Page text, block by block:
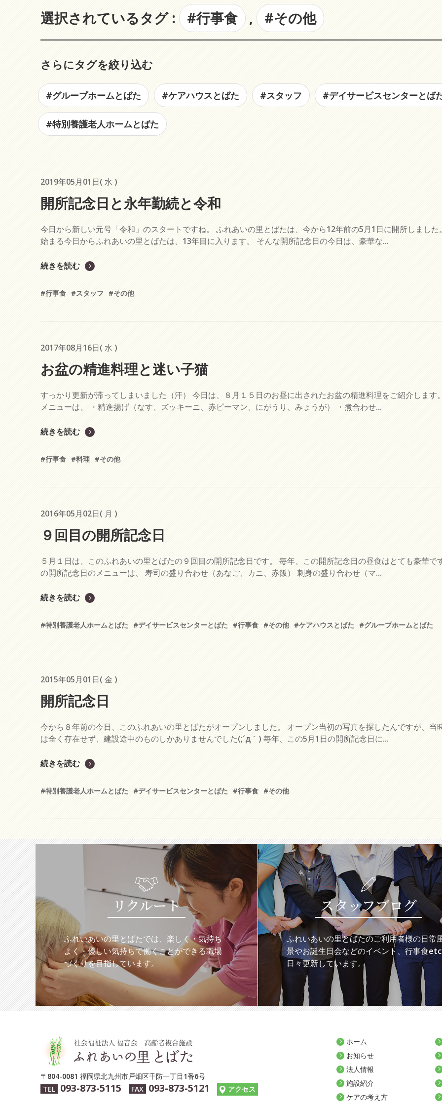
選択されているタグ : #行事食 , #その他
さらにタグを絞り込む
#グループホームとばた #ケアハウスとばた #スタッフ #デイサービスセンターとば
#特別養護老人ホームとばた
2019年05月01日( 水 )
開所記念日と永年勤続と令和
今日から新しい元号「令和」のスタートですね。 ふれあいの里とばたは、今から12年前の5月1日に開所しました
始まる今日からふれあいの里とばたは、13年目に入ります。 そんな開所記念日の今日は、豪華な...
続きを読む
#行事食 #スタッフ #その他
2017年08月16日( 水 )
お盆の精進料理と迷い子猫
すっかり更新が滞ってしまいました（汗） 今日は、８月１５日のお昼に出されたお盆の精進料理をご紹介します
メニューは、 ・精進揚げ（なす、ズッキーニ、赤ピーマン、にがうり、みょうが） ・煮合わせ...
続きを読む
#行事食 #料理 #その他
2016年05月02日( 月 )
９回目の開所記念日
５月１日は、このふれあいの里とばたの９回目の開所記念日です。 毎年、この開所記念日の昼食はとても豪華で
の開所記念日のメニューは、 寿司の盛り合わせ（あなご、カニ、赤飯） 刺身の盛り合わせ（マ...
続きを読む
#特別養護老人ホームとばた #デイサービスセンターとばた #行事食 #その他 #ケアハウスとばた #グループホームとばた
2015年05月01日( 金 )
開所記念日
今から８年前の今日、このふれあいの里とばたがオープンしました。 オープン当初の写真を探したんですが、当
は全く存在せず、建設途中のものしかありませんでした(;´д｀) 毎年、この5月1日の開所記念日に...
続きを読む
#特別養護老人ホームとばた #デイサービスセンターとばた #行事食 #その他
リクルート
ふれいあいの里とばたでは、楽しく・気持ち
よく・優しい気持ちで働くことができる職場
づくりを目指しています。
スタッフブログ
ふれいあいの里とばたのご利用者様の日常
景やお誕生日会などのイベント、行事食
日々更新しています。
〒804-0081 福岡県北九州市戸畑区千防一丁目1番6号
TEL 093-873-5115 FAX 093-873-5121 アクセス
ホーム
お知らせ
法人情報
施設紹介
ケアの考え方